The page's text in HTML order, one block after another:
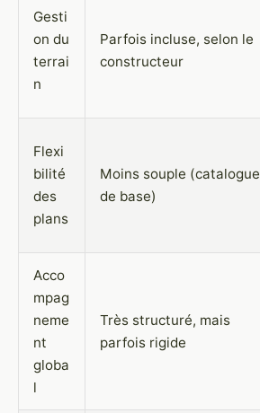
Gesti
on du
terrai
n
Parfois incluse, selon le
constructeur
Flexi
bilité
des
plans
Moins souple (catalogue
de base)
Acco
mpag
neme
nt
globa
l
Très structuré, mais
parfois rigide